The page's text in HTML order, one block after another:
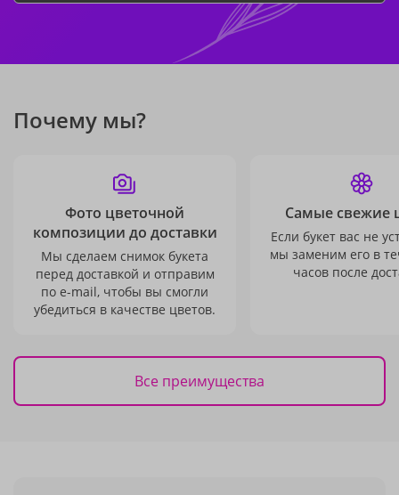
Почему мы?
Фото цветочной
композиции до доставки
Мы сделаем снимок букета
перед доставкой и отправим
по e-mail, чтобы вы смогли
убедиться в качестве цветов.
Самые свежие
Если букет вас не
мы заменим его в
часов после
Все преимущества